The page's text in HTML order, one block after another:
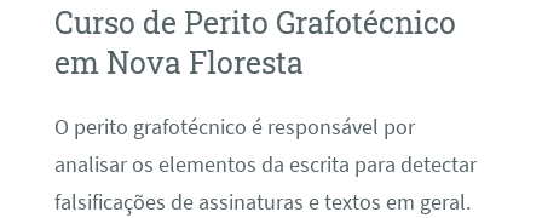
Curso de Perito Grafotécnico
em Nova Floresta
O perito grafotécnico é responsável por
analisar os elementos da escrita para detectar
falsificações de assinaturas e textos em geral.